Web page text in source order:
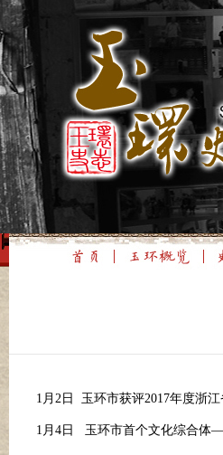
1月 2日 玉环市获评2017年度浙
1月4日 玉环市首个文化综合体